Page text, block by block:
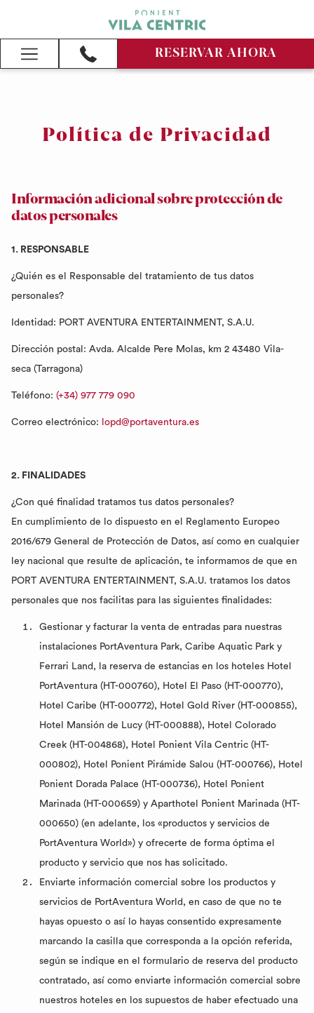
Hamburger
RESERVAR AHORA
Política de Privacidad
Información adicional sobre protección de
datos personales
1. RESPONSABLE
¿Quién es el Responsable del tratamiento de tus datos
personales?
Identidad: PORT AVENTURA ENTERTAINMENT, S.A.U.
Dirección postal: Avda. Alcalde Pere Molas, km 2 43480 Vila-
seca (Tarragona)
Teléfono: (+34) 977 779 090
Correo electrónico: lopd@portaventura.es
2. FINALIDADES
¿Con qué finalidad tratamos tus datos personales?
En cumplimiento de lo dispuesto en el Reglamento Europeo
2016/679 General de Protección de Datos, así como en cualquier
ley nacional que resulte de aplicación, te informamos de que en
PORT AVENTURA ENTERTAINMENT, S.A.U. tratamos los datos
personales que nos facilitas para las siguientes finalidades:
Gestionar y facturar la venta de entradas para nuestras
instalaciones PortAventura Park, Caribe Aquatic Park y
Ferrari Land, la reserva de estancias en los hoteles Hotel
PortAventura (HT-000760), Hotel El Paso (HT-000770),
Hotel Caribe (HT-000772), Hotel Gold River (HT-000855),
Hotel Mansión de Lucy (HT-000888), Hotel Colorado
Creek (HT-004868), Hotel Ponient Vila Centric (HT-
000802), Hotel Ponient Pirámide Salou (HT-000766), Hotel
Ponient Dorada Palace (HT-000736), Hotel Ponient
Marinada (HT-000659) y Aparthotel Ponient Marinada (HT-
000650) (en adelante, los «productos y servicios de
PortAventura World») y ofrecerte de forma óptima el
producto y servicio que nos has solicitado.
Enviarte información comercial sobre los productos y
servicios de PortAventura World, en caso de que no te
hayas opuesto o así lo hayas consentido expresamente
marcando la casilla que corresponda a la opción referida,
según se indique en el formulario de reserva del producto
contratado, así como enviarte información comercial sobre
nuestros hoteles en los supuestos de haber efectuado una